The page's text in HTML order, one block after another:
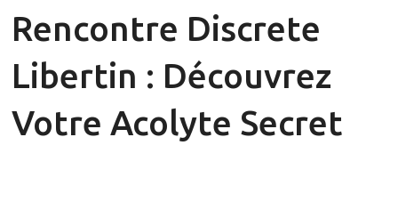
Rencontre Discrete
Libertin : Découvrez
Votre Acolyte Secret